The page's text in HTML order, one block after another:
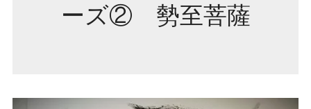
ーズ② 勢至菩薩